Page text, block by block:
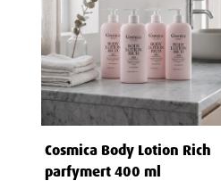
Cosmica Body Lotion Rich
parfymert 400 ml